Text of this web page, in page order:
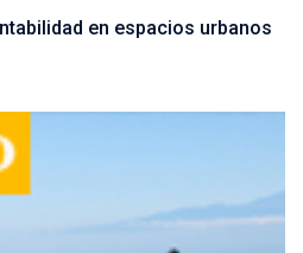
en espacios urbanos